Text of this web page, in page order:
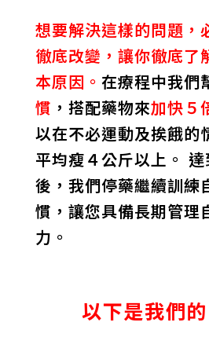
想要解決這樣的問題，
徹底改變，讓你徹底了
本原因。 在療程中我們
慣 ，搭配藥物來加快５
以在不必運動及挨餓的
平均瘦４公斤以上。
後，我們停藥繼續訓練
慣，讓您具備長期管理
力。
以下是我們的